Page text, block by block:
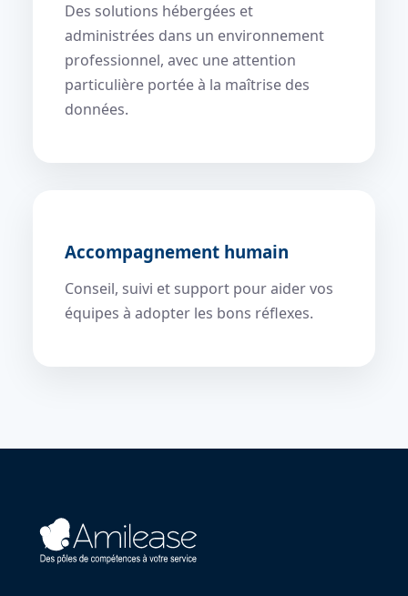
Des solutions hébergées et
administrées dans un environnement
professionnel, avec une attention
particulière portée à la maîtrise des
données.
Accompagnement humain
Conseil, suivi et support pour aider vos
équipes à adopter les bons réflexes.